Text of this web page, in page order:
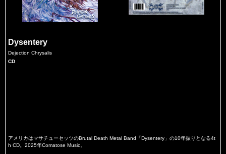
Dysentery
Dejection Chrysalis
CD
アメリカはマサチューセッツのBrutal Death Metal Band「Dysentery」の10年振りとなる4t
h CD。2025年Comatose Music。